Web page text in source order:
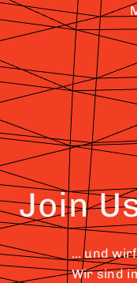
Join
… und
Wir sind